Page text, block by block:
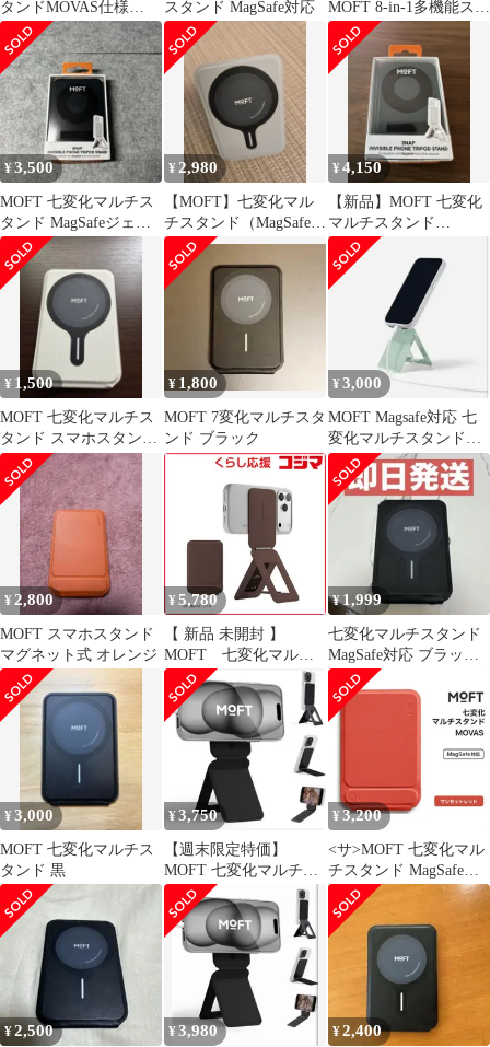
タンドMOVAS仕様
MagSafe対応
スタンド MagSafe対応
MOFT 8-in-1多機能スタ
ンド- MagSafe対応 ジェ
ットブラック MS027W-
1-ME-JTBK 未使用 送
料無料
¥3,500
MOFT 七変化マルチス
タンド MagSafeジェッ
トブラック
¥ 2,980
【MOFT】七変化マル
チスタンド（MagSafe対
応・カード収納なし）
¥4,150
【新品】MOFT 七変化
マルチスタンド
MagSafe ジェットブラ
ック
¥ 1,500
MOFT 七変化マルチス
タンド スマホスタンド
ミスティグレー
¥ 1,800
MOFT 7変化マルチスタ
ンド ブラック
¥3,000
MOFT Magsafe対応 七
変化マルチスタンド
ミントグリーン
¥ 2,800
MOFT スマホスタンド
マグネット式 オレンジ
¥ 5,780
【 新品 未開封 】
MOFT 七変化マルチ
スタンド MagSafe対応
カカオブラウン
MS027-1-ME-BE
¥ 1,999
七変化マルチスタンド
MagSafe対応 ブラック
moft
¥3,000
MOFT 七変化マルチス
タンド 黒
¥3,750
【週末限定特価】
MOFT 七変化マルチス
タンド MagSafe対応 黒
リング付
¥ 3,200
<サ>MOFT 七変化マル
チスタンド MagSafe対
応 サンセットレッド
MS027-1-ME-SSRD モ
フト
¥2,500 ¥ 3,980 ¥2,400